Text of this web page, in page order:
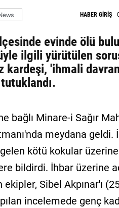
HABER GİRİŞ
evinde ölü
ilgili yürütülen
kardeşi, 'ihmali
bağlı Minare-i Sağır
meydana geldi.
kötü kokular
bildirdi. İhbar üzerine
ekipler, Sibel Akpınar'ı
incelemede genç